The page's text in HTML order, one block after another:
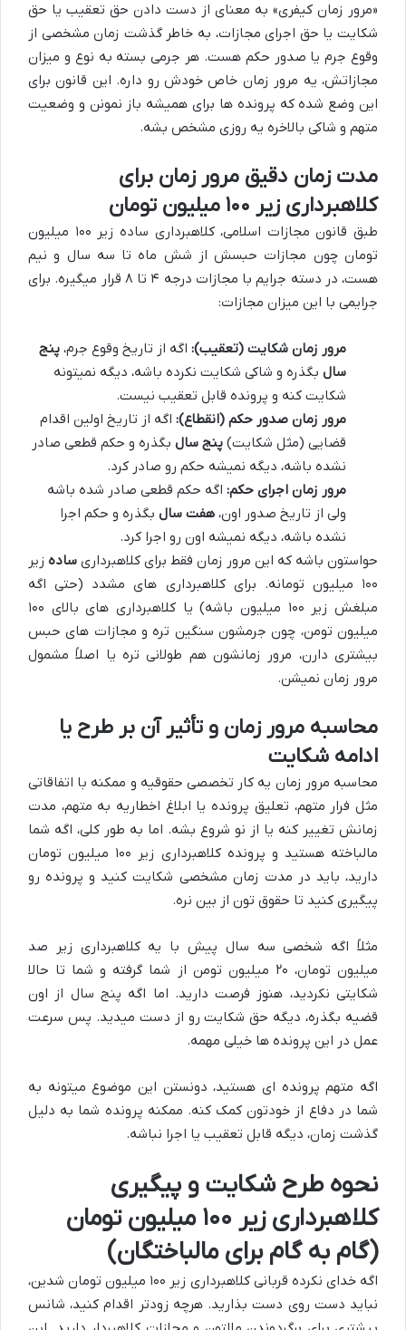
«مرور زمان کیفری» به معنای از دست دادن حق تعقیب یا حق
شکایت یا حق اجرای مجازات، به خاطر گذشت زمان مشخصی از
وقوع جرم یا صدور حکم هست. هر جرمی بسته به نوع و میزان
مجازاتش، یه مرور زمان خاص خودش رو داره. این قانون برای
این وضع شده که پرونده ها برای همیشه باز نمونن و وضعیت
متهم و شاکی بالاخره یه روزی مشخص بشه.
مدت زمان دقیق مرور زمان برای
کلاهبرداری زیر ۱۰۰ میلیون تومان
طبق قانون مجازات اسلامی، کلاهبرداری ساده زیر ۱۰۰ میلیون
تومان چون مجازات حبسش از شش ماه تا سه سال و نیم
هست، در دسته جرایم با مجازات درجه ۴ تا ۸ قرار میگیره. برای
جرایمی با این میزان مجازات:
مرور زمان شکایت (تعقیب): اگه از تاریخ وقوع جرم، پنج
سال بگذره و شاکی شکایت نکرده باشه، دیگه نمیتونه
شکایت کنه و پرونده قابل تعقیب نیست.
مرور زمان صدور حکم (انقطاع): اگه از تاریخ اولین اقدام
قضایی (مثل شکایت) پنج سال بگذره و حکم قطعی صادر
نشده باشه، دیگه نمیشه حکم رو صادر کرد.
مرور زمان اجرای حکم: اگه حکم قطعی صادر شده باشه
ولی از تاریخ صدور اون، هفت سال بگذره و حکم اجرا
نشده باشه، دیگه نمیشه اون رو اجرا کرد.
حواستون باشه که این مرور زمان فقط برای کلاهبرداری ساده زیر
۱۰۰ میلیون تومانه. برای کلاهبرداری های مشدد (حتی اگه
مبلغش زیر ۱۰۰ میلیون باشه) یا کلاهبرداری های بالای ۱۰۰
میلیون تومن، چون جرمشون سنگین تره و مجازات های حبس
بیشتری دارن، مرور زمانشون هم طولانی تره یا اصلاً مشمول
مرور زمان نمیشن.
محاسبه مرور زمان و تأثیر آن بر طرح یا
ادامه شکایت
محاسبه مرور زمان یه کار تخصصی حقوقیه و ممکنه با اتفاقاتی
مثل فرار متهم، تعلیق پرونده یا ابلاغ اخطاریه به متهم، مدت
زمانش تغییر کنه یا از نو شروع بشه. اما به طور کلی، اگه شما
مالباخته هستید و پرونده کلاهبرداری زیر ۱۰۰ میلیون تومان
دارید، باید در مدت زمان مشخصی شکایت کنید و پرونده رو
پیگیری کنید تا حقوق تون از بین نره.
مثلاً اگه شخصی سه سال پیش با یه کلاهبرداری زیر صد
میلیون تومان، ۲۰ میلیون تومن از شما گرفته و شما تا حالا
شکایتی نکردید، هنوز فرصت دارید. اما اگه پنج سال از اون
قضیه بگذره، دیگه حق شکایت رو از دست میدید. پس سرعت
عمل در این پرونده ها خیلی مهمه.
اگه متهم پرونده ای هستید، دونستن این موضوع میتونه به
شما در دفاع از خودتون کمک کنه. ممکنه پرونده شما به دلیل
گذشت زمان، دیگه قابل تعقیب یا اجرا نباشه.
نحوه طرح شکایت و پیگیری
کلاهبرداری زیر ۱۰۰ میلیون تومان
(گام به گام برای مالباختگان)
اگه خدای نکرده قربانی کلاهبرداری زیر ۱۰۰ میلیون تومان شدین،
نباید دست روی دست بذارید. هرچه زودتر اقدام کنید، شانس